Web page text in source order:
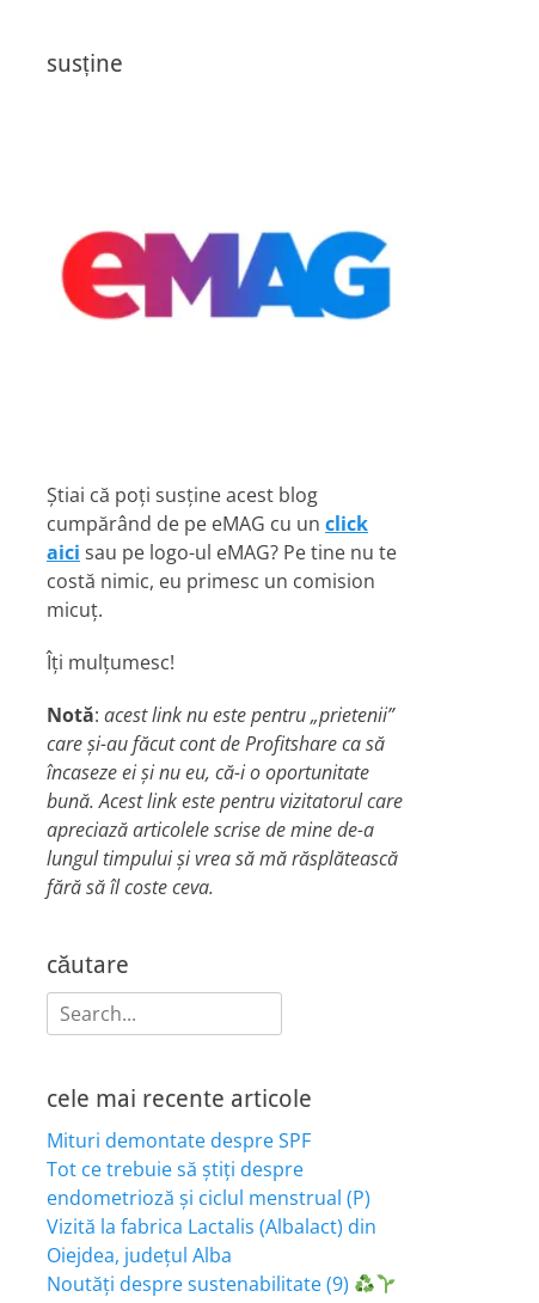
susține
Știai că poți susține acest blog
cumpărând de pe eMAG cu un click
aici sau pe logo-ul eMAG? Pe tine nu te
costă nimic, eu primesc un comision
micuț.
Îți mulțumesc!
Notă: acest link nu este pentru „prietenii”
care și-au făcut cont de Profitshare ca să
încaseze ei și nu eu, că-i o oportunitate
bună. Acest link este pentru vizitatorul care
apreciază articolele scrise de mine de-a
lungul timpului și vrea să mă răsplătească
fără să îl coste ceva.
căutare
Search
for:
cele mai recente articole
Mituri demontate despre SPF
Tot ce trebuie să știți despre
endometrioză și ciclul menstrual (P)
Vizită la fabrica Lactalis (Albalact) din
Oiejdea, județul Alba
Noutăți despre sustenabilitate (9)